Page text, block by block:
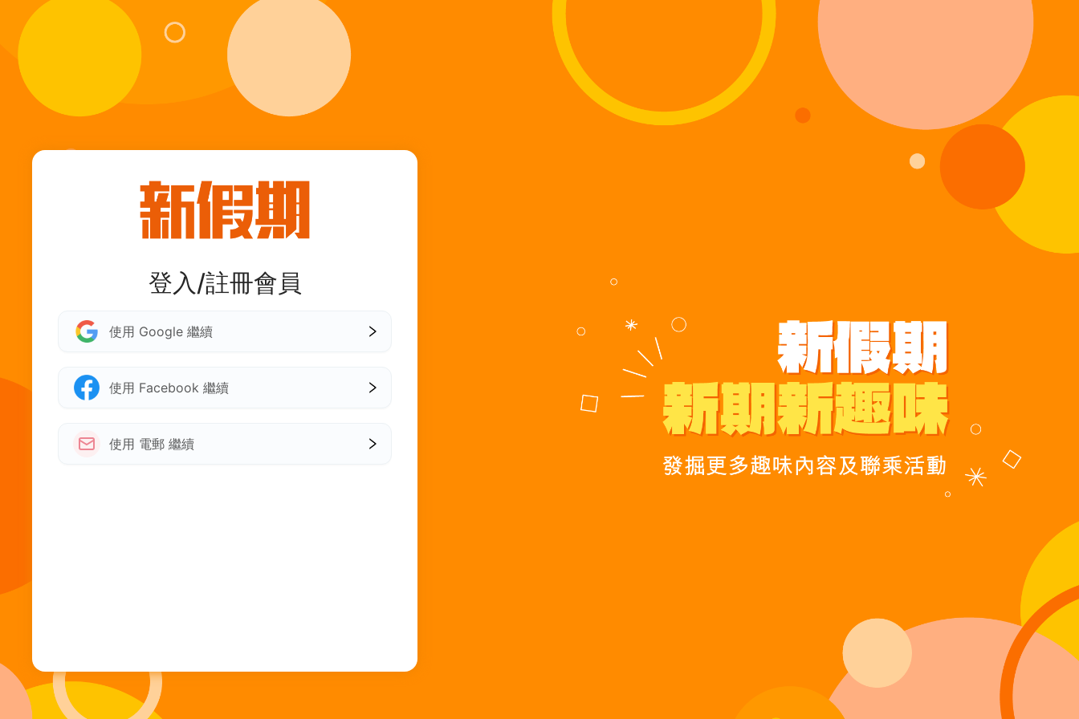
登入/註冊會員
使用 Google 繼續
使用 Facebook 繼續
使用 電郵 繼續